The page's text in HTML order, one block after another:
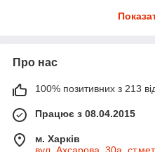
момент. Але і ціна таких
Міцна фіксація.
Незамінні при роботі з
Відмінна альтернатива
Про нас
100% позитивних з 213
Працює з 08.04.2015
м. Харків